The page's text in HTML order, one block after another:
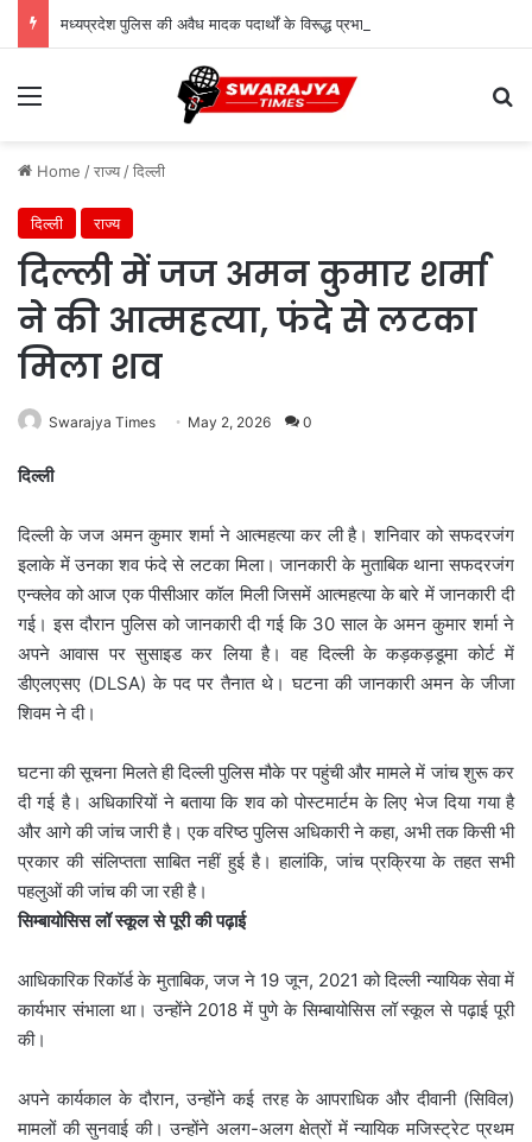
मध्यप्रदेश पुलिस की अवैध मादक पदार्थों के विरूद्ध प्रभावी कार्यवाही
Menu
Home /राज्य /दिल्ली
दिल्ली राज्य
दिल्ली में जज अमन कुमार शर्मा
ने की आत्महत्या, फंदे से लटका
मिला शव
Swarajya Times May 2, 2026 0
दिल्ली
दिल्ली के जज अमन कुमार शर्मा ने आत्महत्या कर ली है। शनिवार को सफदरजंग
इलाके में उनका शव फंदे से लटका मिला। जानकारी के मुताबिक थाना सफदरजंग
एन्क्लेव को आज एक पीसीआर कॉल मिली जिसमें आत्महत्या के बारे में जानकारी दी
गई। इस दौरान पुलिस को जानकारी दी गई कि 30 साल के अमन कुमार शर्मा ने
अपने आवास पर सुसाइड कर लिया है। वह दिल्ली के कड़कड़डूमा कोर्ट में
डीएलएसए (DLSA) के पद पर तैनात थे। घटना की जानकारी अमन के जीजा
शिवम ने दी।
घटना की सूचना मिलते ही दिल्ली पुलिस मौके पर पहुंची और मामले में जांच शुरू कर
दी गई है। अधिकारियों ने बताया कि शव को पोस्टमार्टम के लिए भेज दिया गया है
और आगे की जांच जारी है। एक वरिष्ठ पुलिस अधिकारी ने कहा, अभी तक किसी भी
प्रकार की संलिप्तता साबित नहीं हुई है। हालांकि, जांच प्रक्रिया के तहत सभी
पहलुओं की जांच की जा रही है।
सिम्बायोसिस लॉ स्कूल से पूरी की पढ़ाई
आधिकारिक रिकॉर्ड के मुताबिक, जज ने 19 जून, 2021 को दिल्ली न्यायिक सेवा में
कार्यभार संभाला था। उन्होंने 2018 में पुणे के सिम्बायोसिस लॉ स्कूल से पढ़ाई पूरी
की।
अपने कार्यकाल के दौरान, उन्होंने कई तरह के आपराधिक और दीवानी (सिविल)
मामलों की सुनवाई की। उन्होंने अलग-अलग क्षेत्रों में न्यायिक मजिस्ट्रेट प्रथम